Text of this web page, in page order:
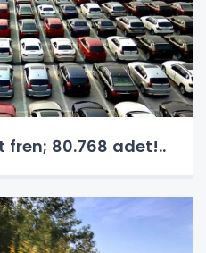
fren; 80.768 adet!..